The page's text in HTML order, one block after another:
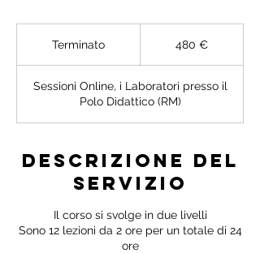
Terminato
m
i
n
t
o
480 €
Sessioni Online, i Laboratori presso il
Polo Didattico (RM)
Descrizione del
servizio
Il corso si svolge in due livelli
Sono 12 lezioni da 2 ore per un totale di 24
ore